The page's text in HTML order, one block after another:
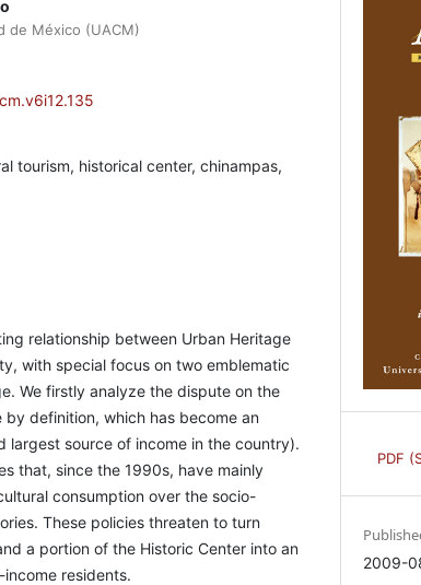
de México (UACM)
tourism, historical center, chinampas,
relationship between Urban Heritage
with special focus on two emblematic
We firstly analyze the dispute on the
definition, which has become an
source of income in the country).
that, since the 1990s, have mainly
consumption over the socio-
These policies threaten to turn
a portion of the Historic Center into an
residents.
PDF
2009-